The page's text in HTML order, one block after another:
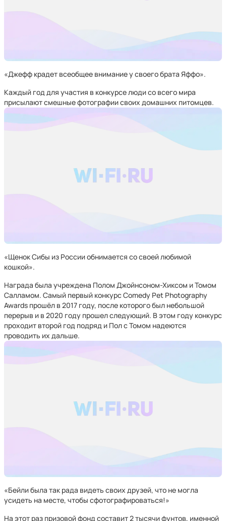
«Джефф крадет всеобщее внимание у своего брата Яффо».
Каждый год для участия в конкурсе люди со всего мира
присылают смешные фотографии своих домашних питомцев.
«Щенок Сибы из России обнимается со своей любимой
кошкой».
Награда была учреждена Полом Джойнсоном-Хиксом и Томом
Салламом. Самый первый конкурс Comedy Pet Photography
Awards прошёл в 2017 году, после которого был небольшой
перерыв и в 2020 году прошел следующий. В этом году конкурс
проходит второй год подряд и Пол с Томом надеются
проводить их дальше.
«Бейли была так рада видеть своих друзей, что не могла
усидеть на месте, чтобы сфотографироваться!»
На этот раз призовой фонд составит 2 тысячи фунтов, именной